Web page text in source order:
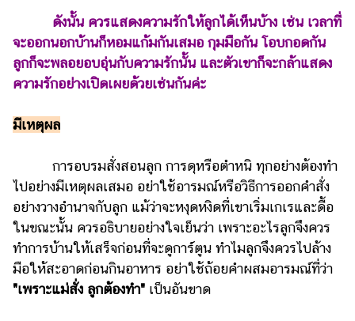
ราคา
น้ำมัน
วา
ตี้
แต่งงาน
แม่
และ
เด็ก
สัตว์
เลี้ยง
ดังนั้น ควรแสดงความรักให้ลูกได้เห็นบ้าง เช่น เวลาที่
จะออกนอกบ้านก็หอมแก้มกันเสมอ กุมมือกัน โอบกอดกัน
ลูกก็จะพลอยอบอุ่นกับความรักนั้น และตัวเขาก็จะกล้าแสดง
ความรักอย่างเปิดเผยด้วยเช่นกันค่ะ
มีเหตุผล
การอบรมสั่งสอนลูก การดุหรือตำหนิ ทุกอย่างต้องทำ
ไปอย่างมีเหตุผลเสมอ อย่าใช้อารมณ์หรือวิธีการออกคำสั่ง
อย่างวางอำนาจกับลูก แม้ว่าจะหงุดหงิดที่เขาเริ่มเกเรและดื้อ
ในขณะนั้น ควรอธิบายอย่างใจเย็นว่า เพราะอะไรลูกจึงควร
ทำการบ้านให้เสร็จก่อนที่จะดูการ์ตูน ทำไมลูกจึงควรไปล้าง
มือให้สะอาดก่อนกินอาหาร อย่าใช้ถ้อยคำผสมอารมณ์ที่ว่า
"เพราะแม่สั่ง ลูกต้องทำ" เป็นอันขาด